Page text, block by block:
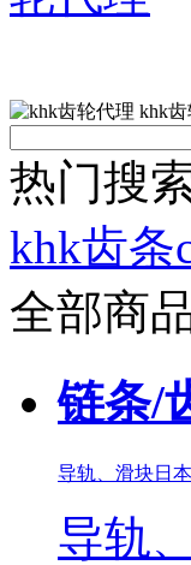
热门搜
khk齿条
全部商
链条/
导轨、滑块日
导轨